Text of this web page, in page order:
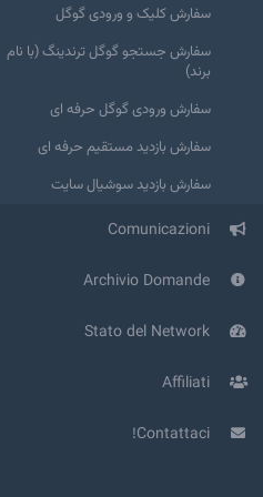
سفارش کلیک و ورودی گوگل
سفارش جستجو گوگل ترندینگ (با نام
برند)
سفارش ورودی گوگل حرفه ای
سفارش بازدید مستقیم حرفه ای
سفارش بازدید سوشیال سایت
Comunicazioni
Archivio Domande
Stato del Network
Affiliati
Contattaci!